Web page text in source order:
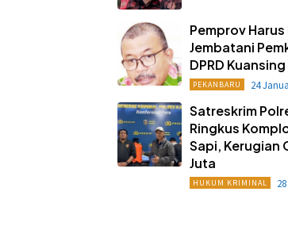
Pemprov
Jembatani
DPRD Kuansing
PEKANBARU 24
Satreskrim
Ringkus
Sapi, Kerugian
Juta
HUKUM KRIMINAL